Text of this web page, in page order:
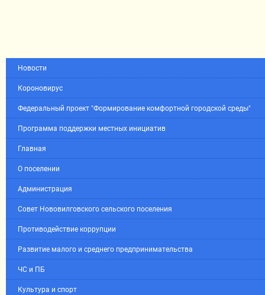
Новости
Короновирус
Федеральный проект "Формирование комфортной городской среды"
Программа поддержки местных инициатив
Главная
О поселении
Администрация
Совет Нововилговского сельского поселения
Противодействие коррупции
Развитие малого и среднего предпринимательства
ЧС и ПБ
Культура и спорт